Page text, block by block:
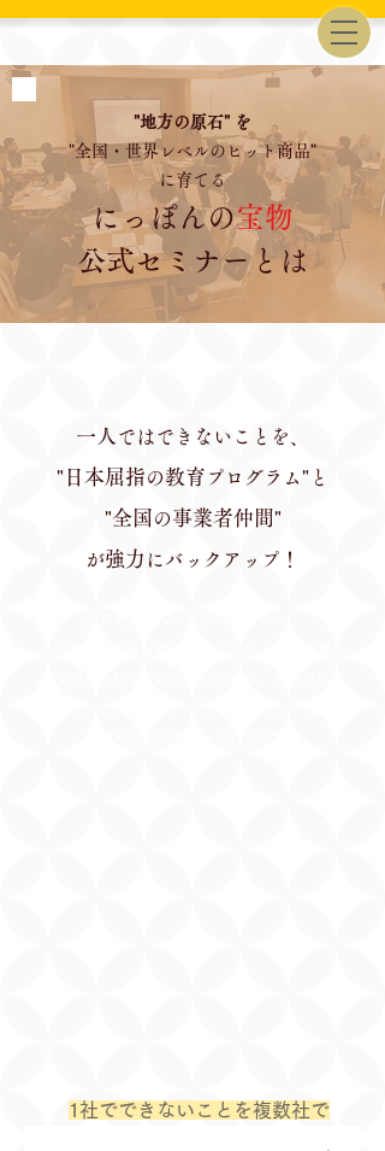
"地方の原石" を
"全国・世界レベルのヒット商品"
に育てる
にっぽんの宝物
公式セミナーとは
​一人 ではできないことを、
" 日本屈指の教育 プログラム"と
"全国の事業者仲間"
が強力 にバックアップ！
1社でできないことを複数社で